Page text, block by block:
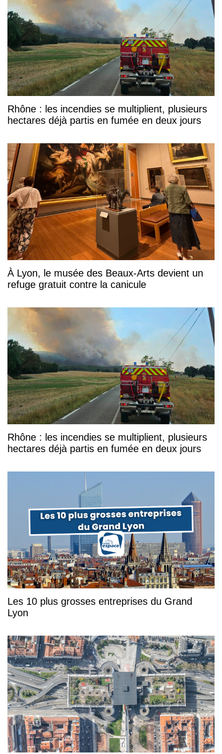
Rhône : les incendies se multiplient, plusieurs
hectares déjà partis en fumée en deux jours
À Lyon, le musée des Beaux-Arts devient un
refuge gratuit contre la canicule
Rhône : les incendies se multiplient, plusieurs
hectares déjà partis en fumée en deux jours
Les 10 plus grosses entreprises du Grand
Lyon